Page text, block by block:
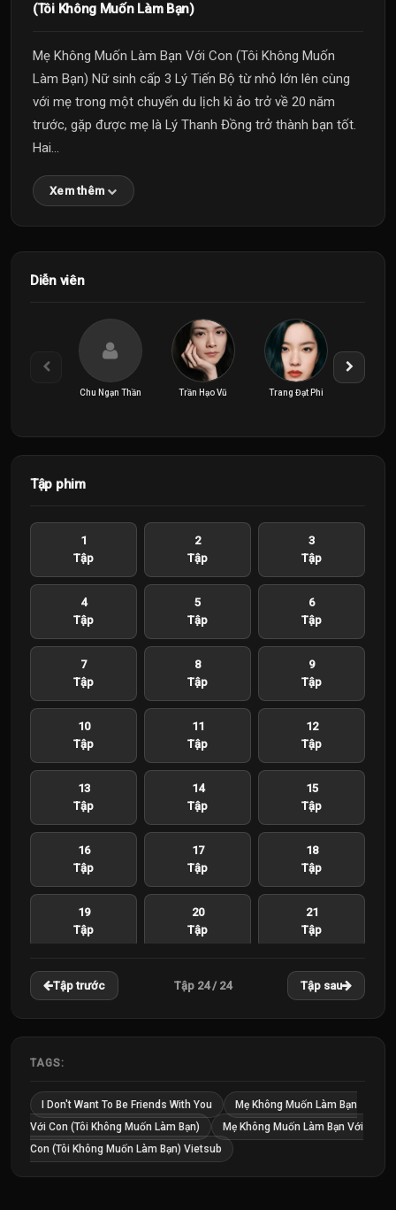
(Tôi Không Muốn Làm Bạn)
Mẹ Không Muốn Làm Bạn Với Con (Tôi Không Muốn
Làm Bạn) Nữ sinh cấp 3 Lý Tiến Bộ từ nhỏ lớn lên cùng
với mẹ trong một chuyến du lịch kì ảo trở về 20 năm
trước, gặp được mẹ là Lý Thanh Đồng trở thành bạn tốt.
Hai...
Xem thêm
Diễn viên
Chu Ngạn Thần Trần Hạo Vũ Trang Đạt Phi
Tập phim
1
Tập
2
Tập
3
Tập
4
Tập
5
Tập
6
Tập
7
Tập
8
Tập
9
Tập
10
Tập
11
Tập
12
Tập
13
Tập
14
Tập
15
Tập
16
Tập
17
Tập
18
Tập
19
Tập
20
Tập
21
Tập
22
Tập
Tập
24
Tập
Tập trước Tập 24 / 24 Tập sau
TAGS:
I Don't Want To Be Friends With You
Mẹ Không Muốn Làm Bạn
Với Con (Tôi Không Muốn Làm Bạn)
Mẹ Không Muốn Làm Bạn Với
Con (Tôi Không Muốn Làm Bạn) Vietsub